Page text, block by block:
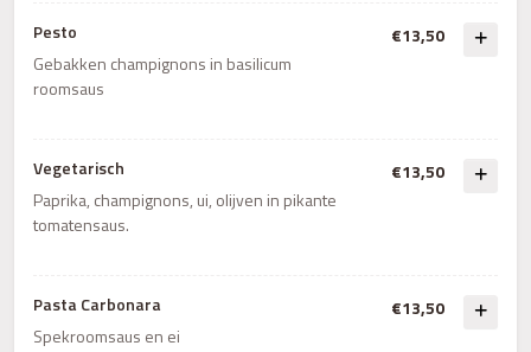
Pesto
Gebakken champignons in basilicum
roomsaus
€13,50
Vegetarisch
Paprika, champignons, ui, olijven in pikante
tomatensaus.
€13,50
Pasta Carbonara
Spekroomsaus en ei
€13,50